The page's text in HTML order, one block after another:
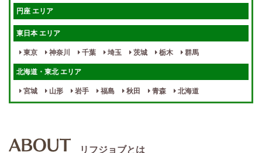
宿泊相談可 保証制度完備
指名料100％バック！ 寮完備
女性スタッフがいる！ 終電後店泊OK
週１～OK 自宅待機OK
かけもちOK 給与保証あり
円座 エリア
東日本 エリア
東京 神奈川 千葉 埼玉 茨城 栃木 群馬
北海道・東北 エリア
宮城 山形 岩手 福島 秋田 青森 北海道
静岡
リフジョブとは